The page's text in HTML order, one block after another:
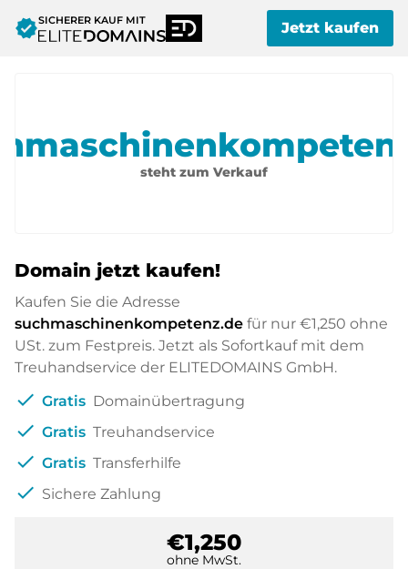
verifiedSICHERER KAUF MIT Jetzt kaufen
steht zum Verkauf
Domain jetzt kaufen!
Kaufen Sie die Adresse
suchmaschinenkompetenz.de für nur €1,250 ohne
USt. zum Festpreis. Jetzt als Sofortkauf mit dem
Treuhandservice der ELITEDOMAINS GmbH.
check Gratis Domainübertragung
check Gratis Treuhandservice
check Gratis Transferhilfe
check Sichere Zahlung
€1,250
ohne MwSt.